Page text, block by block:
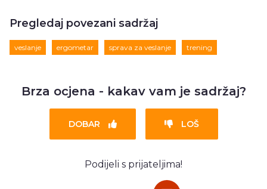
Pregledaj povezani sadržaj
veslanje ergometar sprava za veslanje trening
Brza ocjena - kakav vam je sadržaj?
DOBAR LOŠ
Podijeli s prijateljima!